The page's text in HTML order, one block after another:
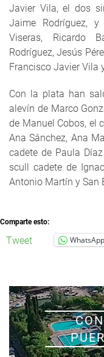
Javier Vila, el dos
Jaime Rodríguez,
Viseras, Ricardo
Rodríguez, Jesús
Francisco Javier Vila
Con la plata han
alevín de Marco
de Manuel Cobos, el
Ana Sánchez, Ana
cadete de Paula
scull cadete de
Antonio Martín y San
Comparte esto:
Tweet WhatsApp